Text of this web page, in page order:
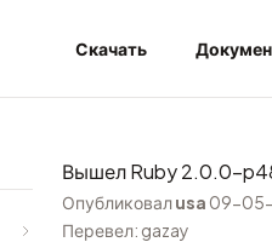
Скачать
Вышел Ruby 2.0.0-
Опубликовалusa 09-
Перевел: gazay